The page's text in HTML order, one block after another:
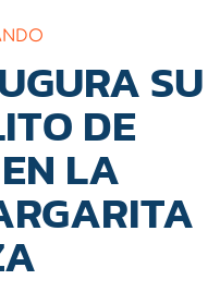
SU
DE
LA